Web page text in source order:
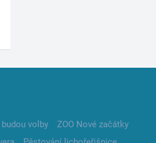
budou volby
ZOO Nové začátky